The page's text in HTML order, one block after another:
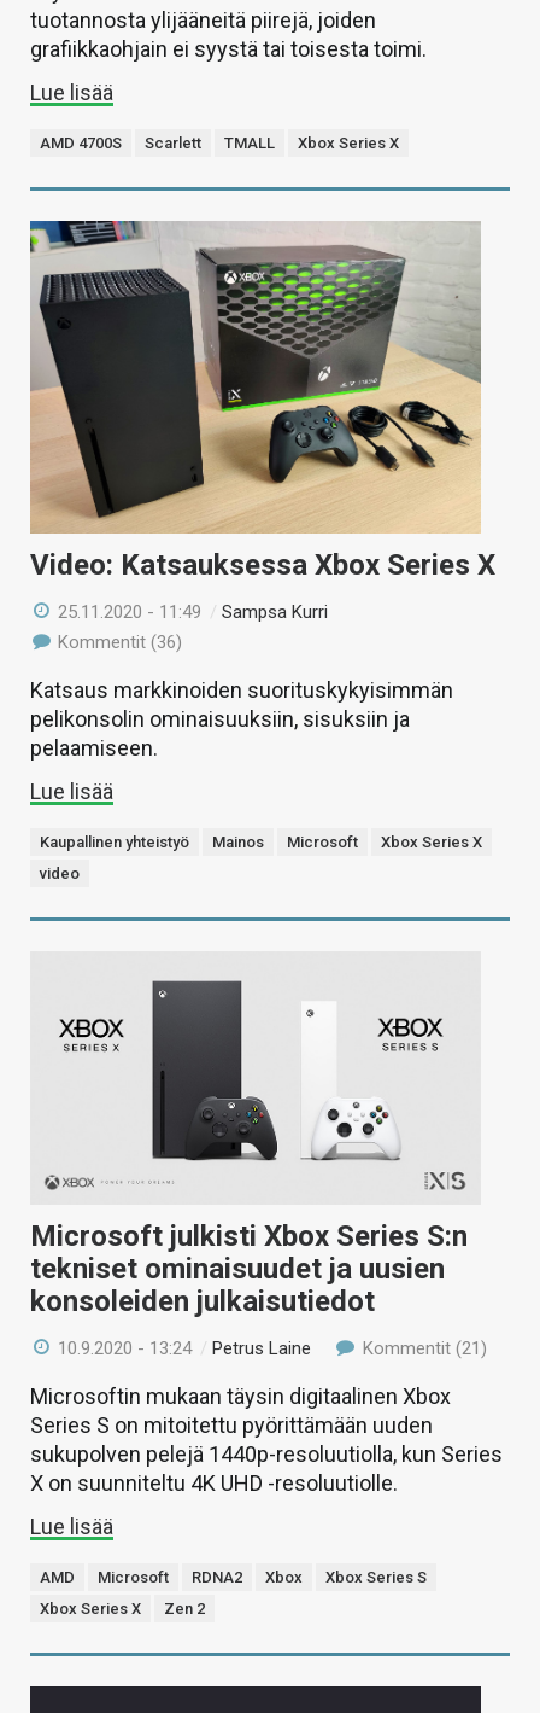
tuotannosta ylijääneitä piirejä, joiden
grafiikkaohjain ei syystä tai toisesta toimi.
Lue lisää
AMD 4700S Scarlett TMALL Xbox Series X
Video: Katsauksessa Xbox Series X
25.11.2020 - 11:49 /Sampsa Kurri
Kommentit (36)
Katsaus markkinoiden suorituskykyisimmän
pelikonsolin ominaisuuksiin, sisuksiin ja
pelaamiseen.
Lue lisää
Kaupallinen yhteistyö Mainos Microsoft
Xbox Series X
video
Microsoft julkisti Xbox Series S:n
tekniset ominaisuudet ja uusien
konsoleiden julkaisutiedot
10.9.2020 - 13:24 /Petrus Laine Kommentit (21)
Microsoftin mukaan täysin digitaalinen Xbox
Series S on mitoitettu pyörittämään uuden
sukupolven pelejä 1440p-resoluutiolla, kun Series
X on suunniteltu 4K UHD -resoluutiolle.
Lue lisää
AMD Microsoft RDNA2 Xbox
Xbox Series S
Xbox Series X
Zen 2